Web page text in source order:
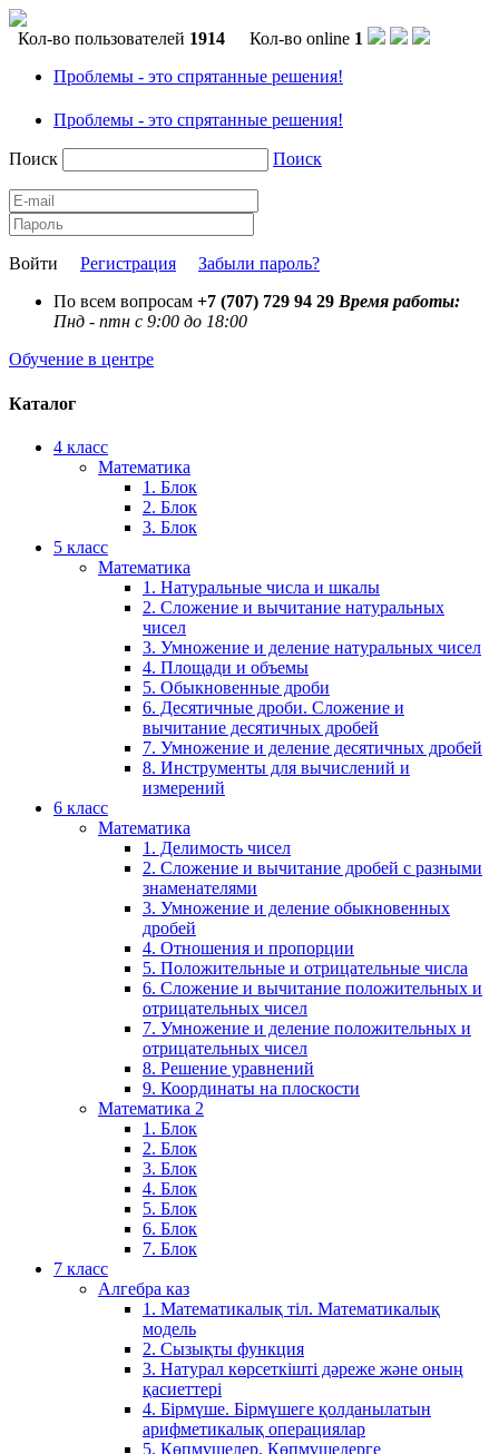
Кол-во пользователей 1914 Кол-во online 1
Проблемы - это спрятанные решения!
Проблемы - это спрятанные решения!
Поиск Поиск
Войти Регистрация
Забыли пароль?
По всем вопросам +7 (707) 729 94 29 Время работы:
Пнд - птн с 9:00 до 18:00
Обучение в центре
Каталог
4 класс
Математика
1. Блок
2. Блок
3. Блок
5 класс
Математика
1. Натуральные числа и шкалы
2. Сложение и вычитание натуральных
чисел
3. Умножение и деление натуральных чисел
4. Площади и объемы
5. Обыкновенные дроби
6. Десятичные дроби. Сложение и
вычитание десятичных дробей
7. Умножение и деление десятичных дробей
8. Инструменты для вычислений и
измерений
6 класс
Математика
1. Делимость чисел
2. Сложение и вычитание дробей с разными
знаменателями
3. Умножение и деление обыкновенных
дробей
4. Отношения и пропорции
5. Положительные и отрицательные числа
6. Сложение и вычитание положительных и
отрицательных чисел
7. Умножение и деление положительных и
отрицательных чисел
8. Решение уравнений
9. Координаты на плоскости
Математика 2
1. Блок
2. Блок
3. Блок
4. Блок
5. Блок
6. Блок
7. Блок
7 класс
Алгебра каз
1. Математикалық тіл. Математикалық
модель
2. Сызықты функция
3. Натурал көрсеткішті дәреже және оның
қасиеттері
4. Бірмүше. Бірмүшеге қолданылатын
арифметикалық операциялар
5. Көпмүшелер. Көпмүшелерге